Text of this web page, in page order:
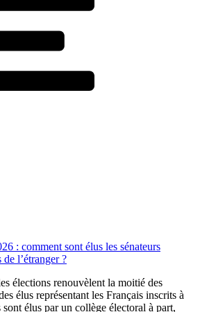
: comment sont élus les sénateurs
de l’étranger ?
élections renouvèlent la moitié des
élus représentant les Français inscrits à
sont élus par un collège électoral à part,